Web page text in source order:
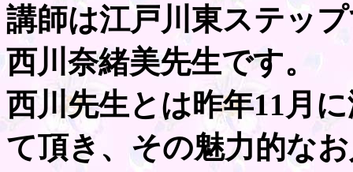
講師は江戸川東ステッ
西川奈緒美先生です。
西川先生とは昨年11月
て頂き、その魅力的な